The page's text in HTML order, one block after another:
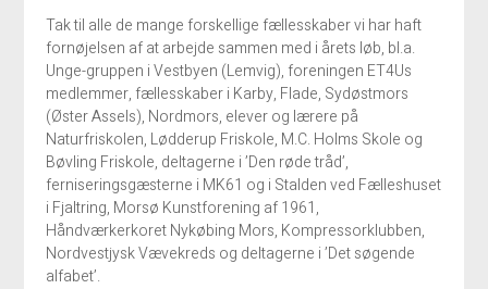
Tak til alle de mange forskellige fællesskaber vi har haft
fornøjelsen af at arbejde sammen med i årets løb, bl.a.
Unge-gruppen i Vestbyen (Lemvig), foreningen ET4Us
medlemmer, fællesskaber i Karby, Flade, Sydøstmors
(Øster Assels), Nordmors, elever og lærere på
Naturfriskolen, Lødderup Friskole, M.C. Holms Skole og
Bøvling Friskole, deltagerne i ’Den røde tråd’,
ferniseringsgæsterne i MK61 og i Stalden ved Fælleshuset
i Fjaltring, Morsø Kunstforening af 1961,
Håndværkerkoret Nykøbing Mors, Kompressorklubben,
Nordvestjysk Vævekreds og deltagerne i ’Det søgende
alfabet’.